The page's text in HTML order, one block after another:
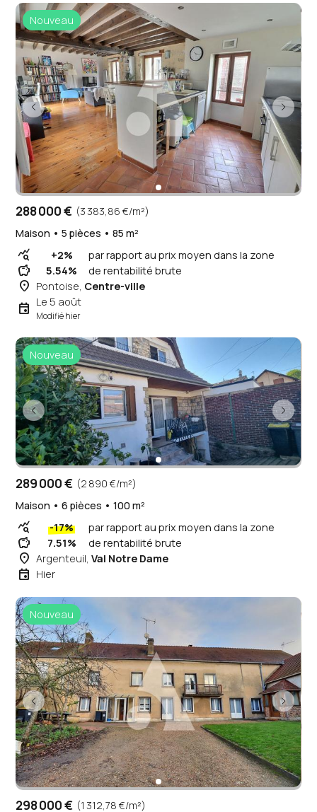
Nouveau
288 000 € (3 383,86 €/m²)
Maison • 5 pièces • 85 m²
query_stats +2% par rapport au prix moyen dans la zone
savings 5.54% de rentabilité brute
place Pontoise, Centre-ville
event Le 5 août
Modifié hier
Nouveau
289 000 € (2 890 €/m²)
Maison • 6 pièces • 100 m²
query_stats -17% par rapport au prix moyen dans la zone
savings 7.51% de rentabilité brute
place Argenteuil,Val Notre Dame
event Hier
Nouveau
298 000 € (1 312,78 €/m²)